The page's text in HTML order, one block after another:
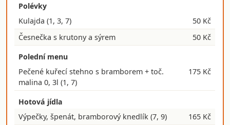
Polévky
Kulajda(1, 3, 7)
50 Kč
Česnečka s krutony a sýrem
50 Kč
Polední menu
Pečené kuřecí stehno s bramborem + toč.
malina 0, 3l(1, 7)
175 Kč
Hotová jídla
Výpečky, špenát, bramborový knedlík(7, 9)
165 Kč